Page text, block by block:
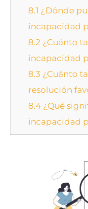
8.1 ¿Dónde
incapacidad
8.2 ¿Cuánto
incapacidad
8.3 ¿Cuánto
resolución
8.4¿Qué
incapacidad